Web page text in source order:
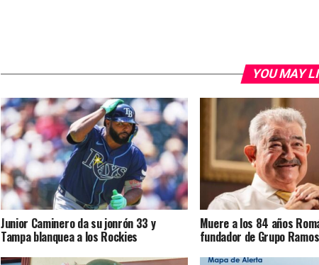
YOU MAY
Junior Caminero da su jonrón 33 y
Tampa blanquea a los Rockies
Muere a los 84 años
fundador de Grupo Ramos